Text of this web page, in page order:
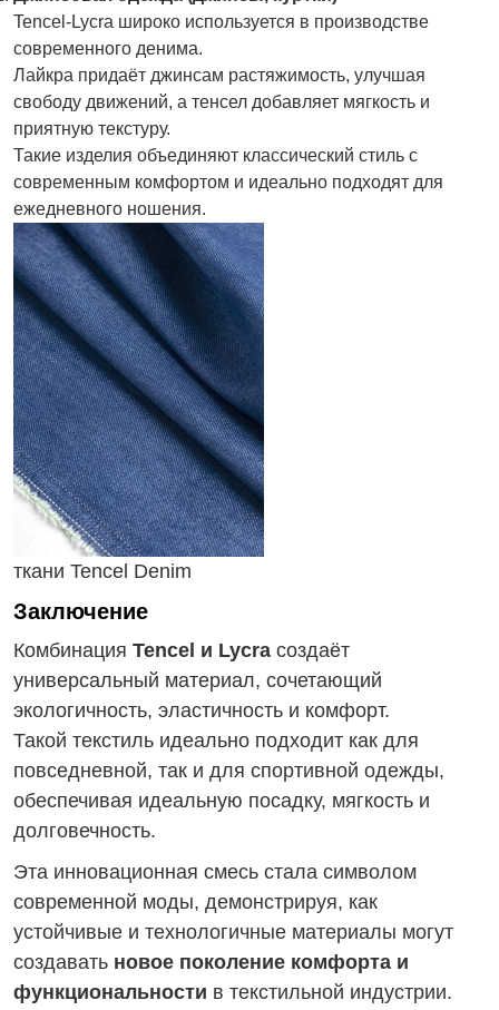
Tencel-Lycra широко используется в производстве
современного денима.
Лайкра придаёт джинсам растяжимость, улучшая
свободу движений, а тенсел добавляет мягкость и
приятную текстуру.
Такие изделия объединяют классический стиль с
современным комфортом и идеально подходят для
ежедневного ношения.
ткани Tencel Denim
Заключение
Комбинация Tencel и Lycra создаёт
универсальный материал, сочетающий
экологичность, эластичность и комфорт.
Такой текстиль идеально подходит как для
повседневной, так и для спортивной одежды,
обеспечивая идеальную посадку, мягкость и
долговечность.
Эта инновационная смесь стала символом
современной моды, демонстрируя, как
устойчивые и технологичные материалы могут
создавать новое поколение комфорта и
функциональности в текстильной индустрии.